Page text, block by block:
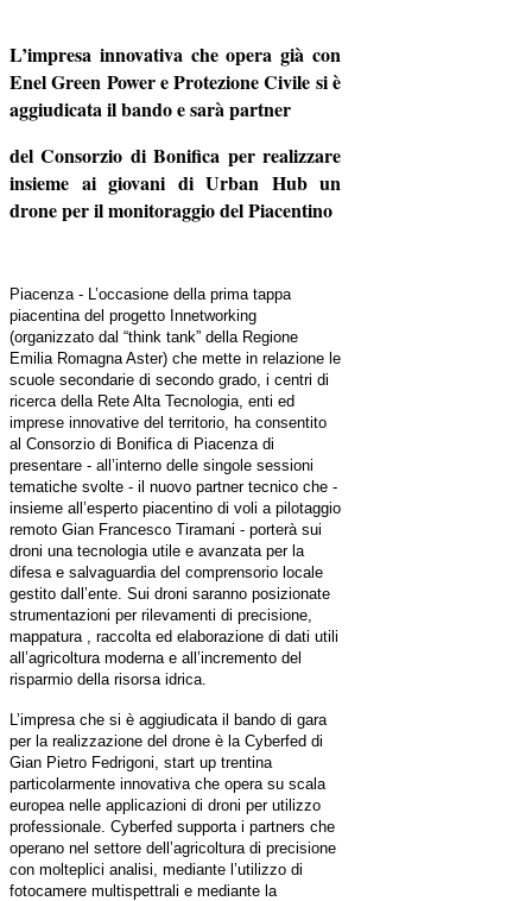
L’impresa innovativa che opera già con
Enel Green Power e Protezione Civile si è
aggiudicata il bando e sarà partner
del Consorzio di Bonifica per realizzare
insieme ai giovani di Urban Hub un
drone per il monitoraggio del Piacentino
Piacenza - L’occasione della prima tappa
piacentina del progetto Innetworking
(organizzato dal “think tank” della Regione
Emilia Romagna Aster) che mette in relazione le
scuole secondarie di secondo grado, i centri di
ricerca della Rete Alta Tecnologia, enti ed
imprese innovative del territorio, ha consentito
al Consorzio di Bonifica di Piacenza di
presentare - all’interno delle singole sessioni
tematiche svolte - il nuovo partner tecnico che -
insieme all’esperto piacentino di voli a pilotaggio
remoto Gian Francesco Tiramani - porterà sui
droni una tecnologia utile e avanzata per la
difesa e salvaguardia del comprensorio locale
gestito dall’ente. Sui droni saranno posizionate
strumentazioni per rilevamenti di precisione,
mappatura , raccolta ed elaborazione di dati utili
all’agricoltura moderna e all’incremento del
risparmio della risorsa idrica.
L’impresa che si è aggiudicata il bando di gara
per la realizzazione del drone è la Cyberfed di
Gian Pietro Fedrigoni, start up trentina
particolarmente innovativa che opera su scala
europea nelle applicazioni di droni per utilizzo
professionale. Cyberfed supporta i partners che
operano nel settore dell’agricoltura di precisione
con molteplici analisi, mediante l’utilizzo di
fotocamere multispettrali e mediante la